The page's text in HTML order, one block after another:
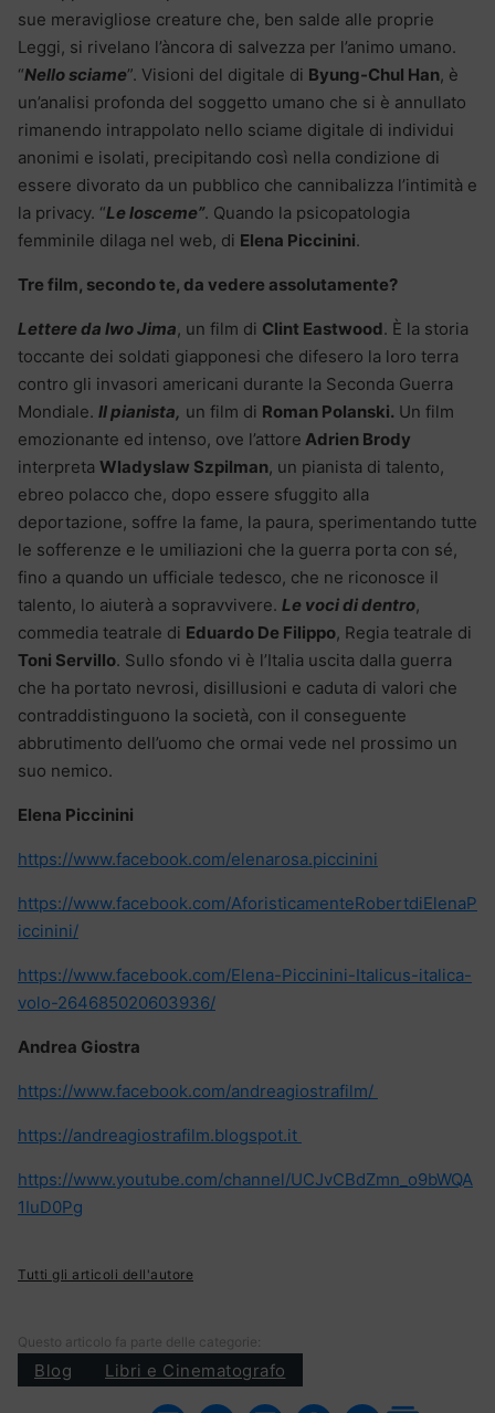
sue meravigliose creature che, ben salde alle proprie
Leggi, si rivelano l’àncora di salvezza per l’animo umano.
“Nello sciame”. Visioni del digitale di Byung-Chul Han, è
un’analisi profonda del soggetto umano che si è annullato
rimanendo intrappolato nello sciame digitale di individui
anonimi e isolati, precipitando così nella condizione di
essere divorato da un pubblico che cannibalizza l’intimità e
la privacy. “Le losceme”. Quando la psicopatologia
femminile dilaga nel web, di Elena Piccinini.
Tre film, secondo te, da vedere assolutamente?
Lettere da Iwo Jima, un film di Clint Eastwood. È la storia
toccante dei soldati giapponesi che difesero la loro terra
contro gli invasori americani durante la Seconda Guerra
Mondiale. Il pianista, un film di Roman Polanski. Un film
emozionante ed intenso, ove l’attore Adrien Brody
interpreta Wladyslaw Szpilman, un pianista di talento,
ebreo polacco che, dopo essere sfuggito alla
deportazione, soffre la fame, la paura, sperimentando tutte
le sofferenze e le umiliazioni che la guerra porta con sé,
fino a quando un ufficiale tedesco, che ne riconosce il
talento, lo aiuterà a sopravvivere. Le voci di dentro,
commedia teatrale di Eduardo De Filippo, Regia teatrale di
Toni Servillo. Sullo sfondo vi è l’Italia uscita dalla guerra
che ha portato nevrosi, disillusioni e caduta di valori che
contraddistinguono la società, con il conseguente
abbrutimento dell’uomo che ormai vede nel prossimo un
suo nemico.
Elena Piccinini
https://www.facebook.com/elenarosa.piccinini
https://www.facebook.com/AforisticamenteRobertdiElenaP
iccinini/
https://www.facebook.com/Elena-Piccinini-Italicus-italica-
volo-264685020603936/
Andrea Giostra
https://www.facebook.com/andreagiostrafilm/
https://andreagiostrafilm.blogspot.it
https://www.youtube.com/channel/UCJvCBdZmn_o9bWQA
1IuD0Pg
Tutti gli articoli dell'autore
Questo articolo fa parte delle categorie:
Blog Libri e Cinematografo